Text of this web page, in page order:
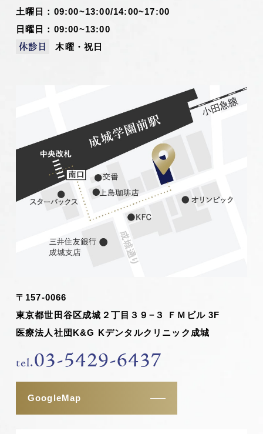
土曜日：09:00~13:00/14:00~17:00
日曜日：09:00~13:00
休診日 木曜・祝日
〒157-0066
東京都世田谷区成城２丁目３９−３ ＦＭビル 3F
医療法人社団K&G Kデンタルクリニック成城
tel.03-5429-6437
GoogleMap